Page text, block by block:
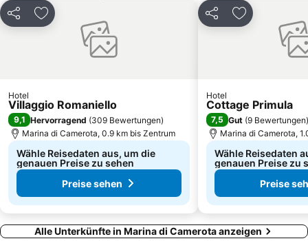
Teilen Zu Favoriten hinzufügen
Hotel
Villaggio Romaniello
9,1 Hervorragend (309 Bewertungen)
Marina di Camerota, 0.9 km bis Zentrum
Wähle Reisedaten aus, um die
genauen Preise zu sehen
Preise sehen
Teilen Zu Favoriten
Hotel
Cottage Primula
7,5 Gut (9 Bewertungen)
Marina di Camerota,
Wähle Reisedaten
genauen Preise zu
Preise
Alle Unterkünfte in Marina di Camerota anzeigen